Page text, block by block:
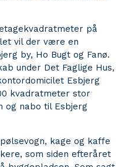
på
vil der være en
by, Ho Bugt og Fanø.
under Det Faglige Hus,
Esbjerg
kvadratmeter stor
og nabo til Esbjerg
kage og kaffe
som siden efteråret